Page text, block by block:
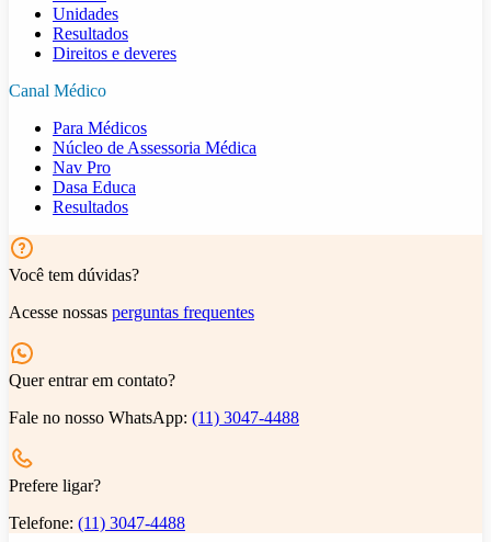
Unidades
Resultados
Direitos e deveres
Canal Médico
Para Médicos
Núcleo de Assessoria Médica
Nav Pro
Dasa Educa
Resultados
Você tem dúvidas?
Acesse nossas perguntas frequentes
Quer entrar em contato?
Fale no nosso WhatsApp: (11) 3047-4488
Prefere ligar?
Telefone: (11) 3047-4488